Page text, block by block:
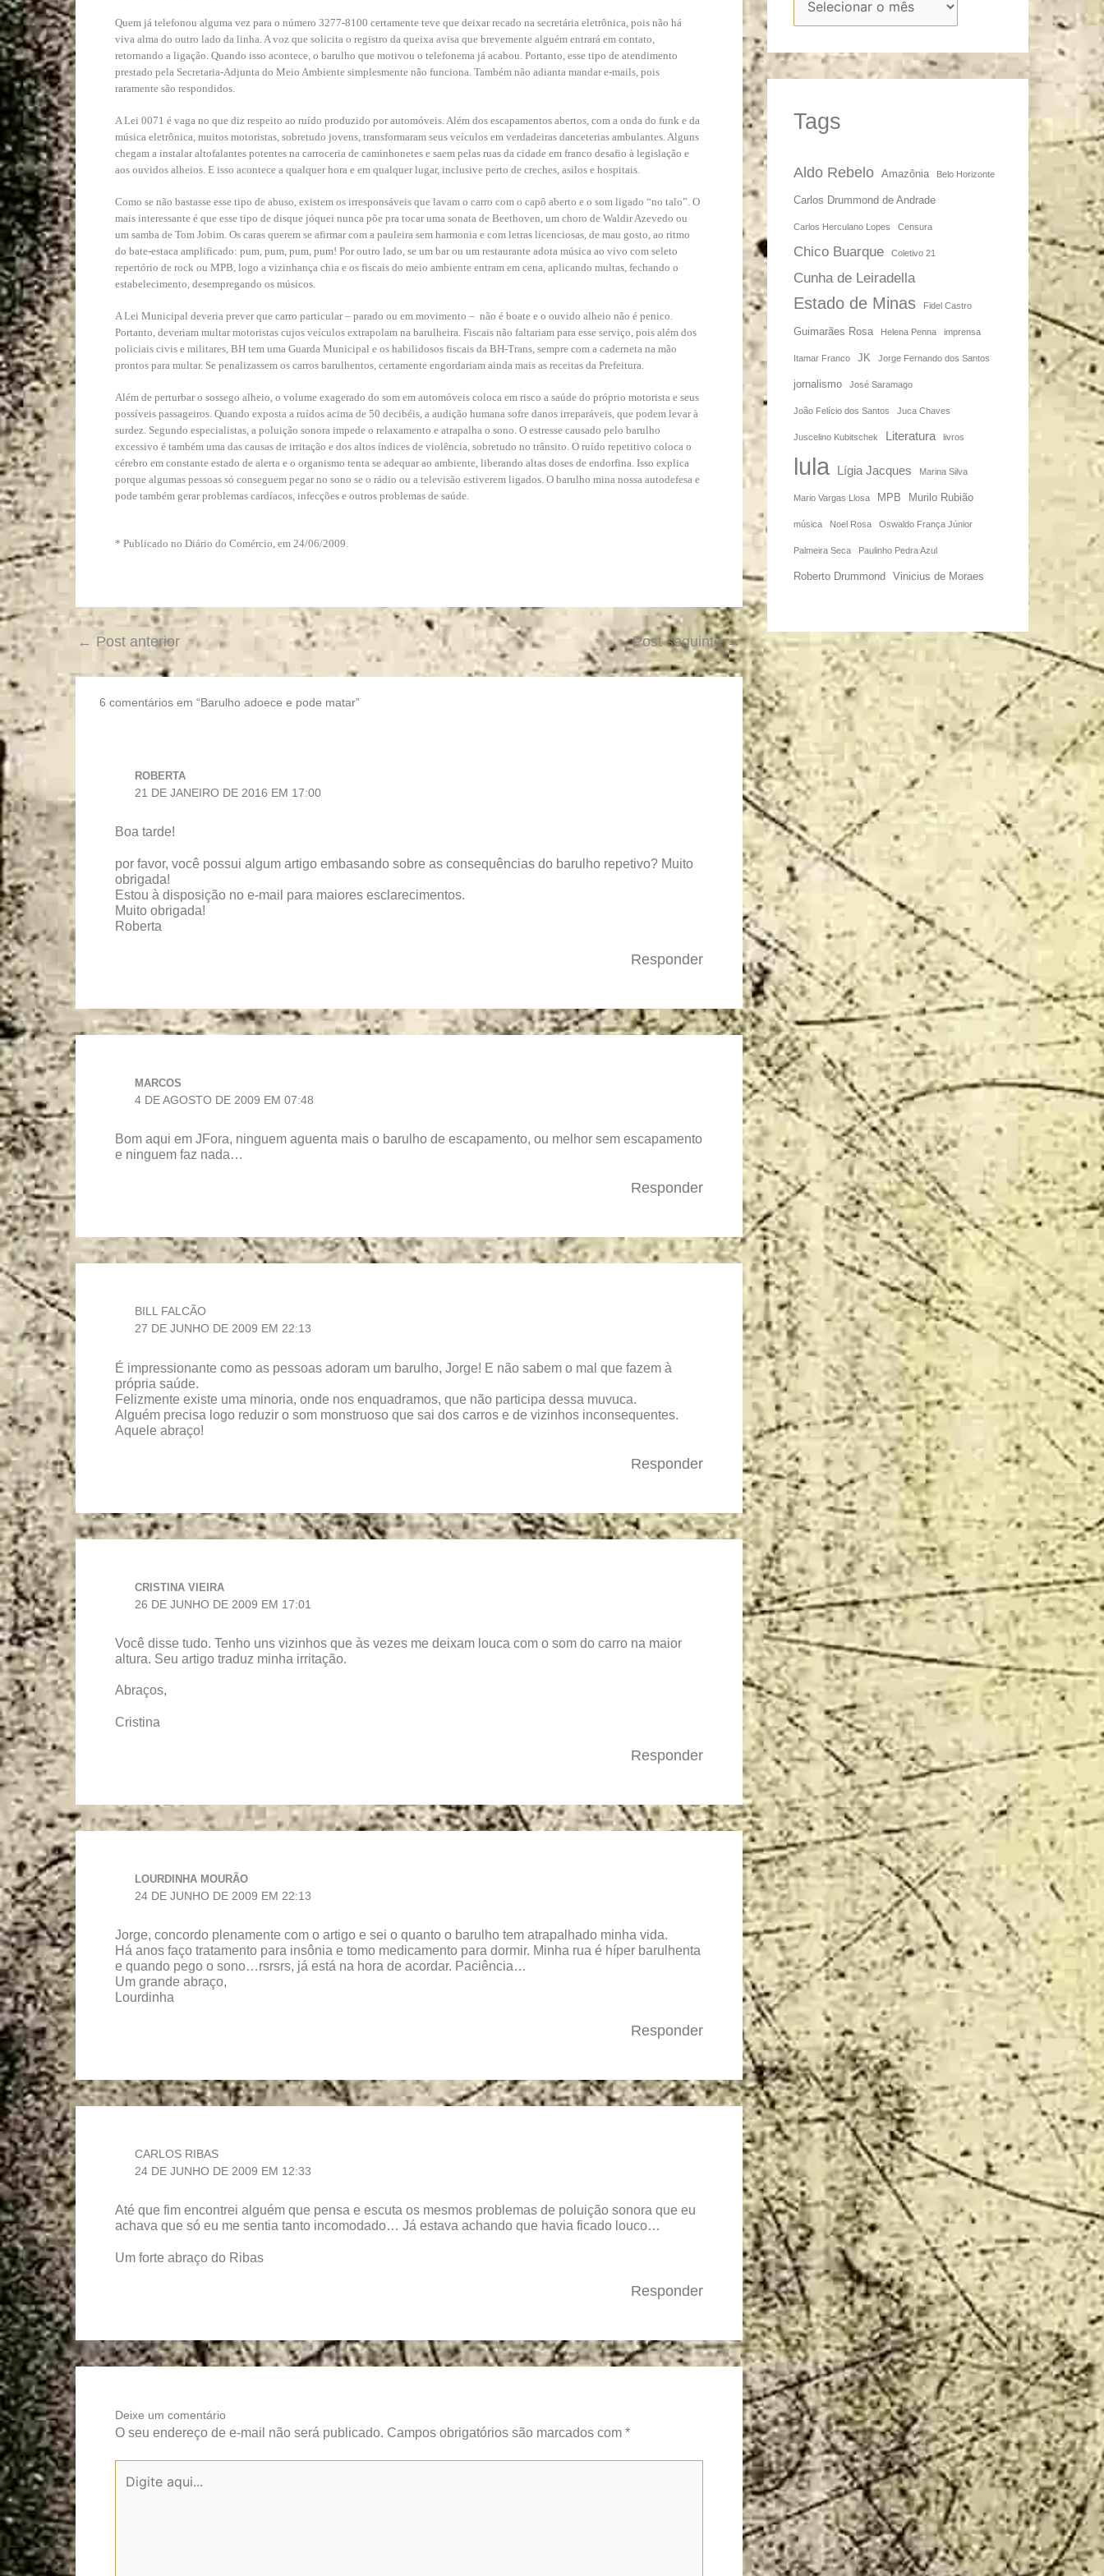
Quem já telefonou alguma vez para o número 3277-8100 certamente teve que deixar recado na secretária eletrônica, pois não há
viva alma do outro lado da linha. A voz que solicita o registro da queixa avisa que brevemente alguém entrará em contato,
retornando a ligação. Quando isso acontece, o barulho que motivou o telefonema já acabou. Portanto, esse tipo de atendimento
prestado pela Secretaria-Adjunta do Meio Ambiente simplesmente não funciona. Também não adianta mandar e-mails, pois
raramente são respondidos.
A Lei 0071 é vaga no que diz respeito ao ruído produzido por automóveis. Além dos escapamentos abertos, com a onda do funk e da
música eletrônica, muitos motoristas, sobretudo jovens, transformaram seus veículos em verdadeiras danceterias ambulantes. Alguns
chegam a instalar altofalantes potentes na carroceria de caminhonetes e saem pelas ruas da cidade em franco desafio à legislação e
aos ouvidos alheios. E isso acontece a qualquer hora e em qualquer lugar, inclusive perto de creches, asilos e hospitais.
Como se não bastasse esse tipo de abuso, existem os irresponsáveis que lavam o carro com o capô aberto e o som ligado “no talo”. O
mais interessante é que esse tipo de disque jóquei nunca põe pra tocar uma sonata de Beethoven, um choro de Waldir Azevedo ou
um samba de Tom Jobim. Os caras querem se afirmar com a pauleira sem harmonia e com letras licenciosas, de mau gosto, ao ritmo
do bate-estaca amplificado: pum, pum, pum, pum! Por outro lado, se um bar ou um restaurante adota música ao vivo com seleto
repertório de rock ou MPB, logo a vizinhança chia e os fiscais do meio ambiente entram em cena, aplicando multas, fechando o
estabelecimento, desempregando os músicos.
A Lei Municipal deveria prever que carro particular – parado ou em movimento – não é boate e o ouvido alheio não é penico.
Portanto, deveriam multar motoristas cujos veículos extrapolam na barulheira. Fiscais não faltariam para esse serviço, pois além dos
policiais civis e militares, BH tem uma Guarda Municipal e os habilidosos fiscais da BH-Trans, sempre com a caderneta na mão
prontos para multar. Se penalizassem os carros barulhentos, certamente engordariam ainda mais as receitas da Prefeitura.
Além de perturbar o sossego alheio, o volume exagerado do som em automóveis coloca em risco a saúde do próprio motorista e seus
possíveis passageiros. Quando exposta a ruídos acima de 50 decibéis, a audição humana sofre danos irreparáveis, que podem levar à
surdez. Segundo especialistas, a poluição sonora impede o relaxamento e atrapalha o sono. O estresse causado pelo barulho
excessivo é também uma das causas de irritação e dos altos índices de violência, sobretudo no trânsito. O ruído repetitivo coloca o
cérebro em constante estado de alerta e o organismo tenta se adequar ao ambiente, liberando altas doses de endorfina. Isso explica
porque algumas pessoas só conseguem pegar no sono se o rádio ou a televisão estiverem ligados. O barulho mina nossa autodefesa e
pode também gerar problemas cardíacos, infecções e outros problemas de saúde.
* Publicado no Diário do Comércio, em 24/06/2009.
← Post anterior Post seguinte→
6 comentários em “Barulho adoece e pode matar”
ROBERTA
21 DE JANEIRO DE 2016 EM 17:00
Boa tarde!
por favor, você possui algum artigo embasando sobre as consequências do barulho repetivo? Muito
obrigada!
Estou à disposição no e-mail para maiores esclarecimentos.
Muito obrigada!
Roberta
Responder
MARCOS
4 DE AGOSTO DE 2009 EM 07:48
Bom aqui em JFora, ninguem aguenta mais o barulho de escapamento, ou melhor sem escapamento
e ninguem faz nada…
Responder
BILL FALCÃO
27 DE JUNHO DE 2009 EM 22:13
É impressionante como as pessoas adoram um barulho, Jorge! E não sabem o mal que fazem à
própria saúde.
Felizmente existe uma minoria, onde nos enquadramos, que não participa dessa muvuca.
Alguém precisa logo reduzir o som monstruoso que sai dos carros e de vizinhos inconsequentes.
Aquele abraço!
Responder
CRISTINA VIEIRA
26 DE JUNHO DE 2009 EM 17:01
Você disse tudo. Tenho uns vizinhos que às vezes me deixam louca com o som do carro na maior
altura. Seu artigo traduz minha irritação.
Abraços,
Cristina
Responder
LOURDINHA MOURÃO
24 DE JUNHO DE 2009 EM 22:13
Jorge, concordo plenamente com o artigo e sei o quanto o barulho tem atrapalhado minha vida.
Há anos faço tratamento para insônia e tomo medicamento para dormir. Minha rua é híper barulhenta
e quando pego o sono…rsrsrs, já está na hora de acordar. Paciência…
Um grande abraço,
Lourdinha
Responder
CARLOS RIBAS
24 DE JUNHO DE 2009 EM 12:33
Até que fim encontrei alguém que pensa e escuta os mesmos problemas de poluição sonora que eu
achava que só eu me sentia tanto incomodado… Já estava achando que havia ficado louco…
Um forte abraço do Ribas
Responder
Deixe um comentário
O seu endereço de e-mail não será publicado. Campos obrigatórios são marcados com *
aqui...
Tags
Aldo Rebelo Amazônia Belo Horizonte
Carlos Drummond de Andrade
Carlos Herculano Lopes Censura
Chico Buarque Coletivo 21
Cunha de Leiradella
Estado de Minas Fidel Castro
Guimarães Rosa Helena Penna imprensa
Itamar Franco JK Jorge Fernando dos Santos
jornalismo José Saramago
João Felício dos Santos Juca Chaves
Juscelino Kubitschek Literatura livros
lula Lígia Jacques Marina Silva
Mario Vargas Llosa MPB Murilo Rubião
música Noel Rosa Oswaldo França Júnior
Palmeira Seca Paulinho Pedra Azul
Roberto Drummond Vinicius de Moraes